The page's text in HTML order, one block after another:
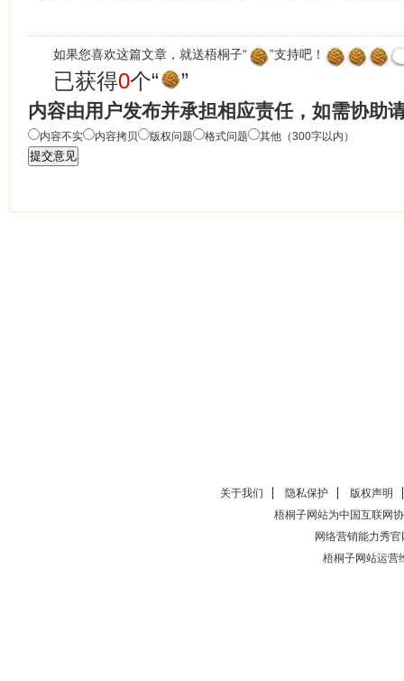
如果您喜欢这篇文章，就送梧桐子“ ”支持吧！
已获得0个“ ”
内容由用户发布并承担相应责任，如需协助
内容不实 内容拷贝 版权问题 格式问题 其他（300字以内）
关于我们 隐私保护
版权声明
梧桐子网站为中国互联网
网络营销能力秀官
梧桐子网站运营